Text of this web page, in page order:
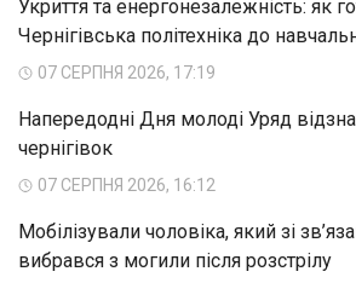
Укриття та енергонезалежність: як
Чернігівська політехніка до
07 СЕРПНЯ 2026, 17:19
Напередодні Дня молоді Уряд
чернігівок
07 СЕРПНЯ 2026, 16:12
Мобілізували чоловіка, який зі
вибрався з могили після розстрілу